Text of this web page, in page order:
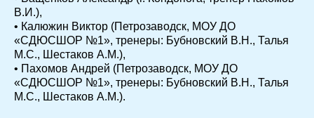
В.И.),
• Калюжин Виктор (Петрозаводск, МОУ ДО
«СДЮСШОР №1», тренеры: Бубновский В.Н., Талья
М.С., Шестаков А.М.),
• Пахомов Андрей (Петрозаводск, МОУ ДО
«СДЮСШОР №1», тренеры: Бубновский В.Н., Талья
М.С., Шестаков А.М.).